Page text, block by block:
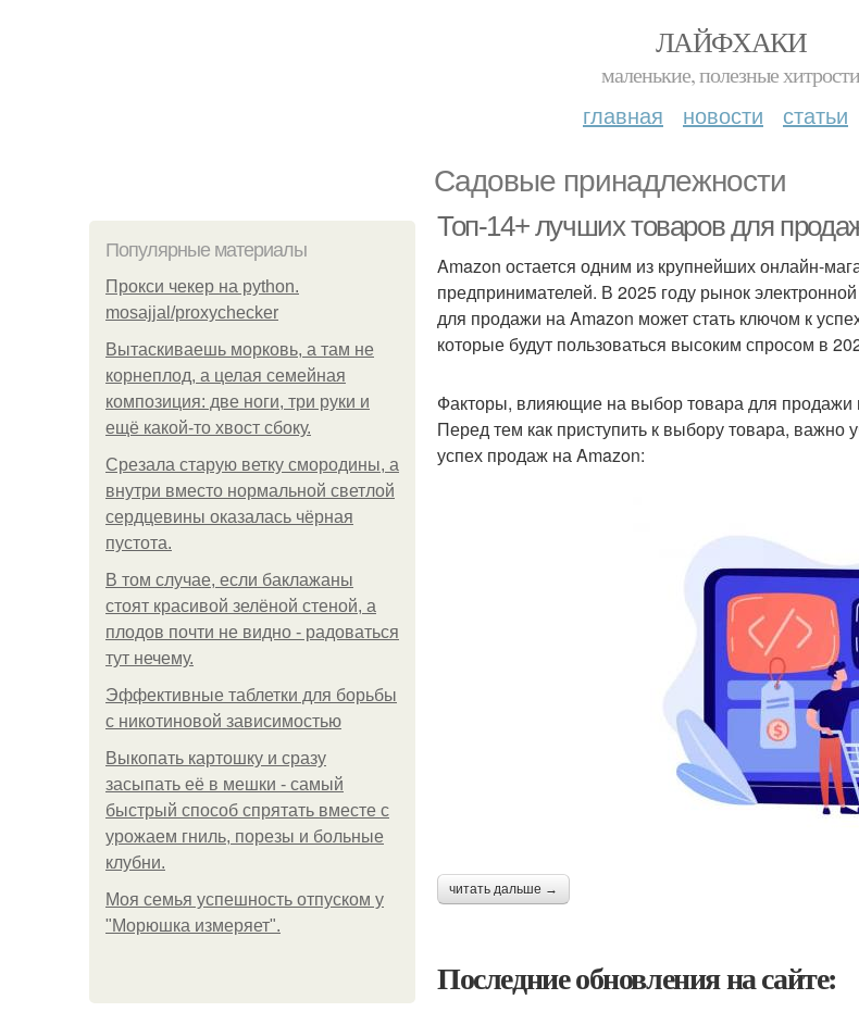
ЛАЙФХАКИ
маленькие, полезные хитрости
главная новости статьи
Садовые принадлежности
Популярные материалы
Прокси чекер на python.
mosajjal/proxychecker
Вытаскиваешь морковь, а там не
корнеплод, а целая семейная
композиция: две ноги, три руки и
ещё какой-то хвост сбоку.
Срезала старую ветку смородины, а
внутри вместо нормальной светлой
сердцевины оказалась чёрная
пустота.
В том случае, если баклажаны
стоят красивой зелёной стеной, а
плодов почти не видно - радоваться
тут нечему.
Эффективные таблетки для борьбы
с никотиновой зависимостью
Выкопать картошку и сразу
засыпать её в мешки - самый
быстрый способ спрятать вместе с
урожаем гниль, порезы и больные
клубни.
Моя семья успешность отпуском у
"Морюшка измеряет".
Топ-14+ лучших товаров для
Amazon остается одним из крупнейших онлайн-
предпринимателей. В 2025 году рынок
для продажи на Amazon может стать ключом к
которые будут пользоваться высоким спросом в
Факторы, влияющие на выбор товара для продажи
Перед тем как приступить к выбору товара,
успех продаж на Amazon:
читать дальше →
Последние обновления на сайте: